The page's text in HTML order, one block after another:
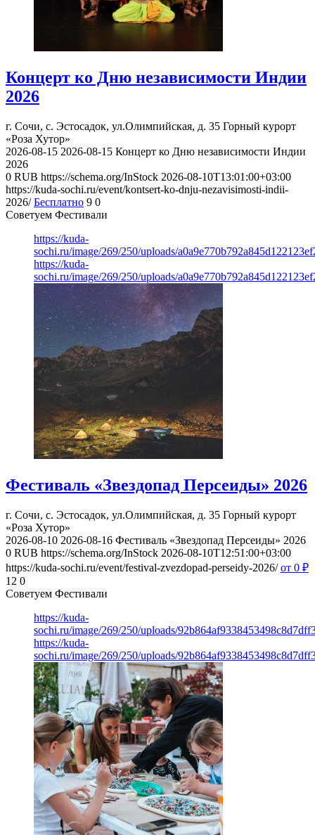
Концерт ко Дню независимости Индии
2026
г. Сочи, с. Эстосадок, ул.Олимпийская, д. 35 Горный курорт
«Роза Хутор»
2026-08-15 2026-08-15 Концерт ко Дню независимости Индии
2026
0 RUB https://schema.org/InStock 2026-08-10T13:01:00+03:00
https://kuda-sochi.ru/event/kontsert-ko-dnju-nezavisimosti-indii-
2026/ Бесплатно 9 0
Советуем Фестивали
https://kuda-
sochi.ru/image/269/250/uploads/
https://kuda-
sochi.ru/image/269/250/uploads/
Фестиваль «Звездопад Персеиды» 2026
г. Сочи, с. Эстосадок, ул.Олимпийская, д. 35 Горный курорт
«Роза Хутор»
2026-08-10 2026-08-16 Фестиваль «Звездопад Персеиды» 2026
0 RUB https://schema.org/InStock 2026-08-10T12:51:00+03:00
https://kuda-sochi.ru/event/festival-zvezdopad-perseidy-2026/ от 0 ₽
12 0
Советуем Фестивали
https://kuda-
sochi.ru/image/269/250/uploads/
https://kuda-
sochi.ru/image/269/250/uploads/